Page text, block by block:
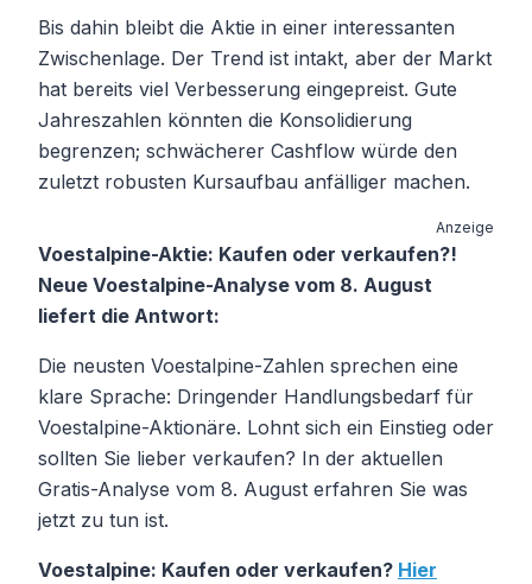
Bis dahin bleibt die Aktie in einer interessanten
Zwischenlage. Der Trend ist intakt, aber der Markt
hat bereits viel Verbesserung eingepreist. Gute
Jahreszahlen könnten die Konsolidierung
begrenzen; schwächerer Cashflow würde den
zuletzt robusten Kursaufbau anfälliger machen.
Anzeige
Voestalpine-Aktie: Kaufen oder verkaufen?!
Neue Voestalpine-Analyse vom 8. August
liefert die Antwort:
Die neusten Voestalpine-Zahlen sprechen eine
klare Sprache: Dringender Handlungsbedarf für
Voestalpine-Aktionäre. Lohnt sich ein Einstieg oder
sollten Sie lieber verkaufen? In der aktuellen
Gratis-Analyse vom 8. August erfahren Sie was
jetzt zu tun ist.
Voestalpine: Kaufen oder verkaufen? Hier